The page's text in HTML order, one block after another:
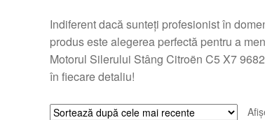
Indiferent dacă sunteți profesionist în
produs este alegerea perfectă pentru a
Motorul Silerului Stâng Citroën C5 X7
în fiecare detaliu!